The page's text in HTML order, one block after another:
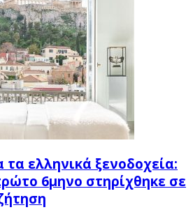
ελληνικά ξενοδοχεία:
6μηνο στηρίχθηκε σε